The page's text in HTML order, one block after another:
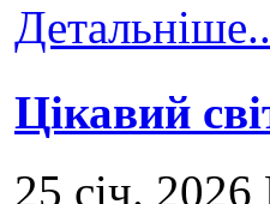
Цікавий
25 січ. 2026